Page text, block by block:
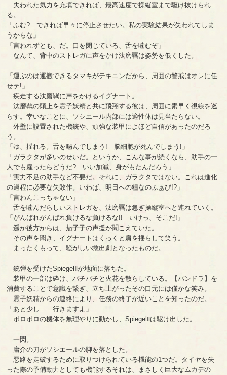
失われた気力を充填できれば、最高速度で操縦室まで駆け抜けられ
る。
「ふむ? できれば早々に停止させたい。私の実験結果が失われてしま
うからな」
「言われずとも、だ。口を閉じていろ、舌を噛むぞ」
なんて、背中のストレガに声をかけ汰磨羈は姿勢を低くした。
「運ぶのは運搬できるタマキがテキニンだから、周囲の警戒はオレに任
せテ!」
疾走する汰磨羈に声をかけるイグナート。
汰磨羈の頭上を霊子妖精と共に飛翔する彼は、周囲に素早く視線を巡
らす。幸いなことに、ソシエール内部には適性体は見当たらない。
外壁に設置された機銃や、頑強な装甲によほど自信があったのだろ
う。
「ゆ、揺れる。舌を噛んでしまう! 脳細胞が死んでしまう!」
「ガラクタが多いのせいだ。というか、こんな事が続くなら、助手の一
人でも雇ったらどうだ? いい加減、身がもたんだろう」
「実力不足の助手など不要だ。それに、ガラクタではない。これは進化
の過程に必要な失敗作。いわば、明日への糧なのふぁび!?」
「言わんこっちゃない」
舌を噛んだらしいストレガを、汰磨羈は急ぎ操縦室へと連れていく。
「がんばれがんばれ負けるな負けるな!! いけっ、そこだ!」
遥か後方からは、茄子子の声援が聞こえていた。
その声を聞き、イグナートはくっくと肩を揺らして笑う。
まったくもって、騒がしい救出劇となったものだ。
銃弾を受けたSpiegelⅡが地面に落ちた。
装甲の一部は砕け、バチバチと火花を散らしている。【パンドラ】を
消費することで意識を繋ぎ、立ち上がったその口元には僅かな笑み。
霊子妖精からの連絡により、任務の終了が近いことを知ったのだ。
「あと少し……行きますよ」
ボロボロの機体を無理やりに動かし、SpiegelⅡは駆け出した。
一閃。
庸介の刀がソシエールの脚を落とした。
悪路を走破するために取りつけられている機能の1つだ。タイヤを失
った際の予備動力としても機能するそれは、まさしく巨大なムカデの